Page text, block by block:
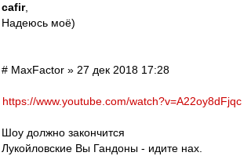
cafir,
Надеюсь моё)
# MaxFactor » 27 дек 2018 17:28
https://www.youtube.com/watch?v=A22oy8dFjqc
Шоу должно закончится
Лукойловские Вы Гандоны - идите нах.